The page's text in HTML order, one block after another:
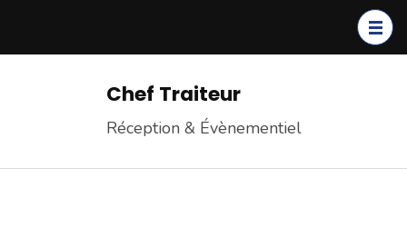
Chef Traiteur
Réception & Évènementiel